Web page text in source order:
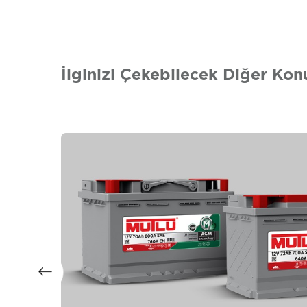
İlginizi Çekebilecek Diğer